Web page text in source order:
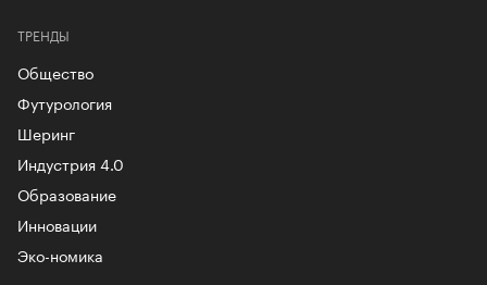
ТРЕНДЫ
Общество
Футурология
Шеринг
Индустрия 4.0
Образование
Инновации
Эко-номика